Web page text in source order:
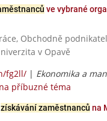
ve vybrané
Obchodně
v Opavě
fg2ll/ | Ekonomika a
příbuzné téma
získávání zaměstnanců na